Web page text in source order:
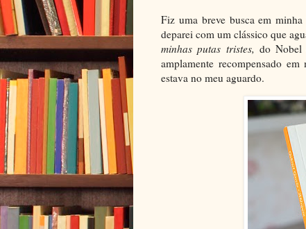
Fiz uma breve busca em
deparei com um clássico que
minhas putas tristes, do Nobel
amplamente recompensado
estava no meu aguardo.